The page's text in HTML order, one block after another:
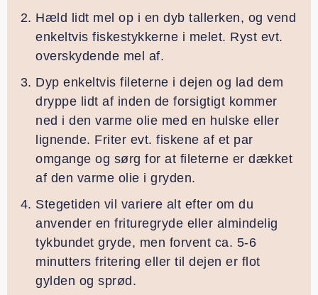
Hæld lidt mel op i en dyb tallerken, og vend
enkeltvis fiskestykkerne i melet. Ryst evt.
overskydende mel af.
Dyp enkeltvis fileterne i dejen og lad dem
dryppe lidt af inden de forsigtigt kommer
ned i den varme olie med en hulske eller
lignende. Friter evt. fiskene af et par
omgange og sørg for at fileterne er dækket
af den varme olie i gryden.
Stegetiden vil variere alt efter om du
anvender en frituregryde eller almindelig
tykbundet gryde, men forvent ca. 5-6
minutters fritering eller til dejen er flot
gylden og sprød.